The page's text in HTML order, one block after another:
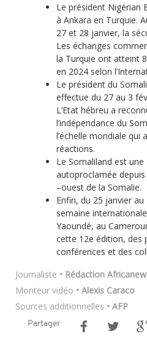
Le président Nigérian
à Ankara en Turquie.
27 et 28 janvier, la
Les échanges
la Turquie ont atteint
en 2024 selon
Le président du
effectue du 27 au 3
L’Etat hébreu a
l’indépendance du
l’échelle mondiale qui
réactions.
Le Somaliland est une
autoproclamée
–ouest de la Somalie.
Enfin, du 25 janvier
semaine
Yaoundé, au
cette 12e édition, des
conférences et des
Journaliste • Rédaction
Monteur vidéo • Alexis Caraco
Sources additionnelles • AFP
Partager